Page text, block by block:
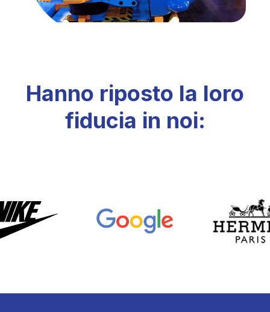
Hanno riposto la loro
fiducia in noi: